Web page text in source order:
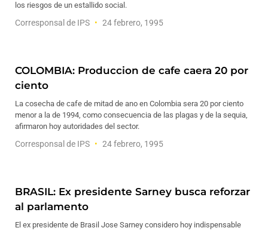
los riesgos de un estallido social.
Corresponsal de IPS 24 febrero, 1995
COLOMBIA: Produccion de cafe caera 20 por
ciento
La cosecha de cafe de mitad de ano en Colombia sera 20 por ciento
menor a la de 1994, como consecuencia de las plagas y de la sequia,
afirmaron hoy autoridades del sector.
Corresponsal de IPS 24 febrero, 1995
BRASIL: Ex presidente Sarney busca reforzar
al parlamento
El ex presidente de Brasil Jose Sarney considero hoy indispensable